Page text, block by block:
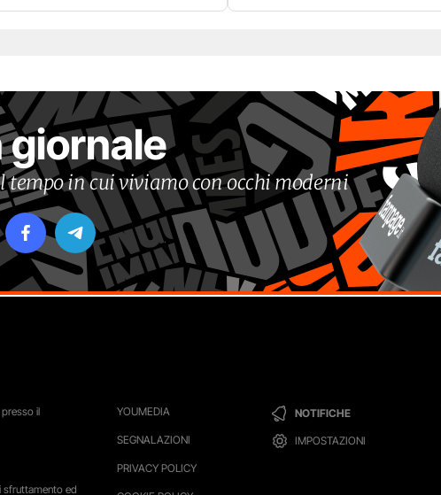
giornale
tempo in cui viviamo con occhi moderni
YOUMEDIA
SEGNALAZIONI
PRIVACY POLICY
NOTIFICHE
IMPOSTAZIONI
il
sfruttamento ed